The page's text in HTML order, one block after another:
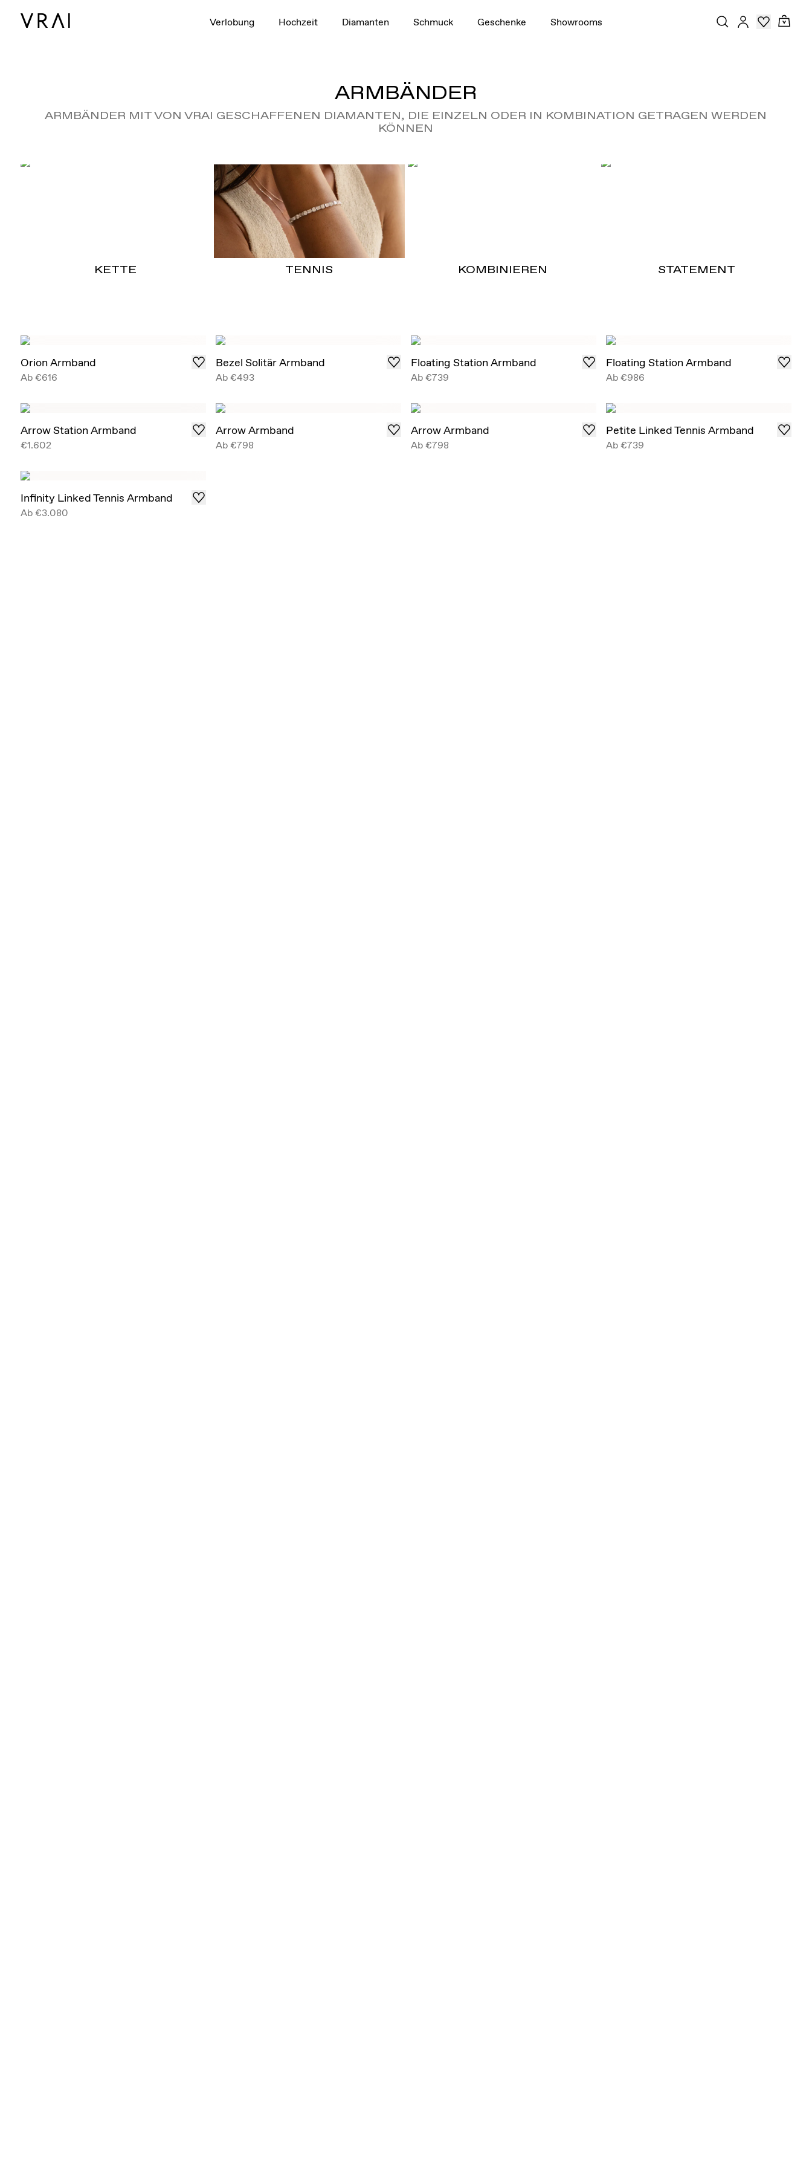
Verlobung Hochzeit Diamanten Schmuck Geschenke Showrooms
ARMBÄNDER
ARMBÄNDER MIT VON VRAI GESCHAFFENEN DIAMANTEN, DIE EINZELN ODER IN KOMBINATION GETRAGEN WERDEN
KÖNNEN
KETTE TENNIS KOMBINIEREN STATEMENT
Orion Armband
Ab €616
Bezel Solitär Armband
Ab€493
Floating Station Armband
Ab€739
Floating Station Armband
Ab€986
Arrow Station Armband
€1.602
Arrow Armband
Ab€798
Arrow Armband
Ab€798
Petite Linked Tennis Armband
Ab€739
Infinity Linked Tennis Armband
Ab €3.080